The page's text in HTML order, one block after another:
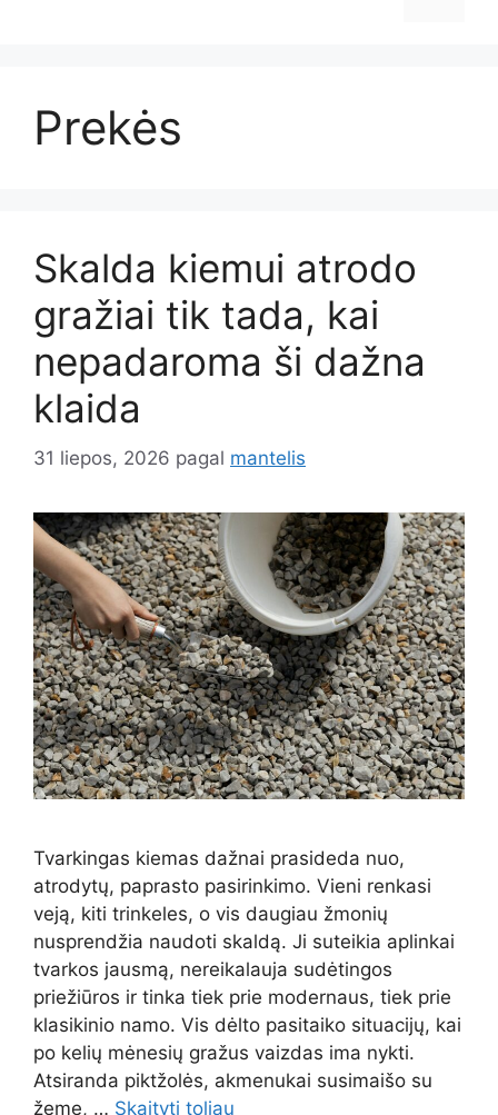
Prekės
Skalda kiemui atrodo
gražiai tik tada, kai
nepadaroma ši dažna
klaida
31 liepos, 2026 pagal mantelis
Tvarkingas kiemas dažnai prasideda nuo,
atrodytų, paprasto pasirinkimo. Vieni renkasi
veją, kiti trinkeles, o vis daugiau žmonių
nusprendžia naudoti skaldą. Ji suteikia aplinkai
tvarkos jausmą, nereikalauja sudėtingos
priežiūros ir tinka tiek prie modernaus, tiek prie
klasikinio namo. Vis dėlto pasitaiko situacijų, kai
po kelių mėnesių gražus vaizdas ima nykti.
Atsiranda piktžolės, akmenukai susimaišo su
žeme, … Skaityti toliau